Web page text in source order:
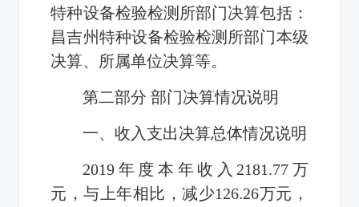
特种设备检验检测所部门决算包括：
昌吉州特种设备检验检测所部门本级
决算、所属单位决算等。
第二部分 部门决算情况说明
一、收入支出决算总体情况说明
2019 年度本年收入 2181.77 万
元，与上年相比，减少126.26万元，